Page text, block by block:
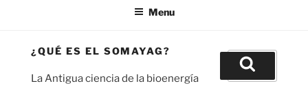
Menu
¿QUÉ ES EL SOMAYAG?
La Antigua ciencia de la bioenergía
Search
for:
Search